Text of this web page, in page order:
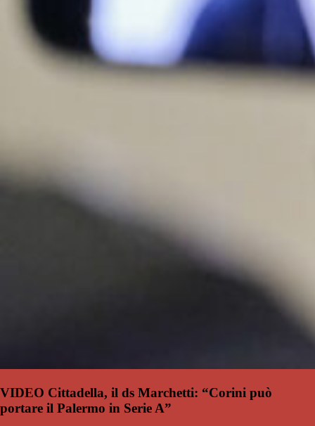
VIDEO Cittadella, il ds Marchetti: “Corini può
portare il Palermo in Serie A”